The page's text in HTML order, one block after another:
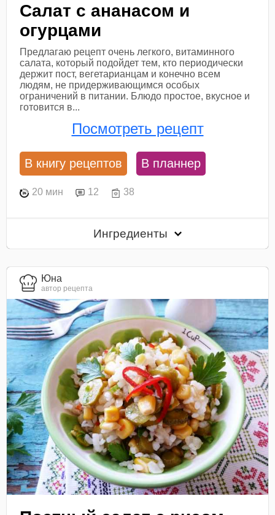
Салат с ананасом и
огурцами
Предлагаю рецепт очень легкого, витаминного
салата, который подойдет тем, кто периодически
держит пост, вегетарианцам и конечно всем
людям, не придерживающимся особых
ограничений в питании. Блюдо простое, вкусное и
готовится в...
Посмотреть рецепт
В книгу рецептов В планнер
20 мин 12 38
Ингредиенты
Юна
автор рецепта